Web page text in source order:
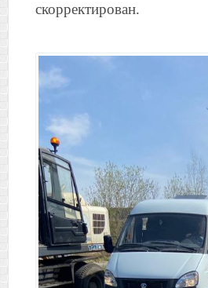
скорректирован.